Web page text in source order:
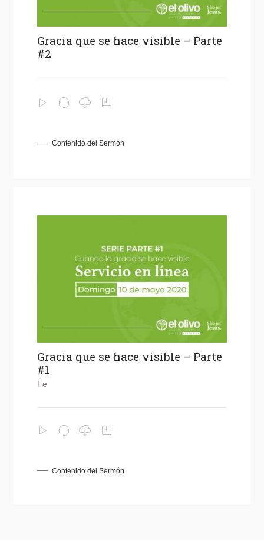
Gracia que se hace visible – Parte
#2
Contenido del Sermón
Gracia que se hace visible – Parte
#1
Fe
Contenido del Sermón